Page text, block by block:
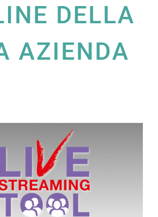
DELLA
AZIENDA